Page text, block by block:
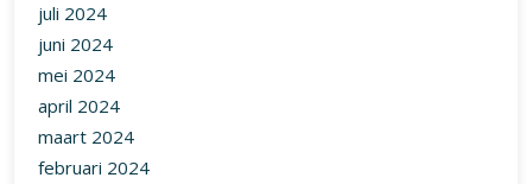
juli 2024
juni 2024
mei 2024
april 2024
maart 2024
februari 2024